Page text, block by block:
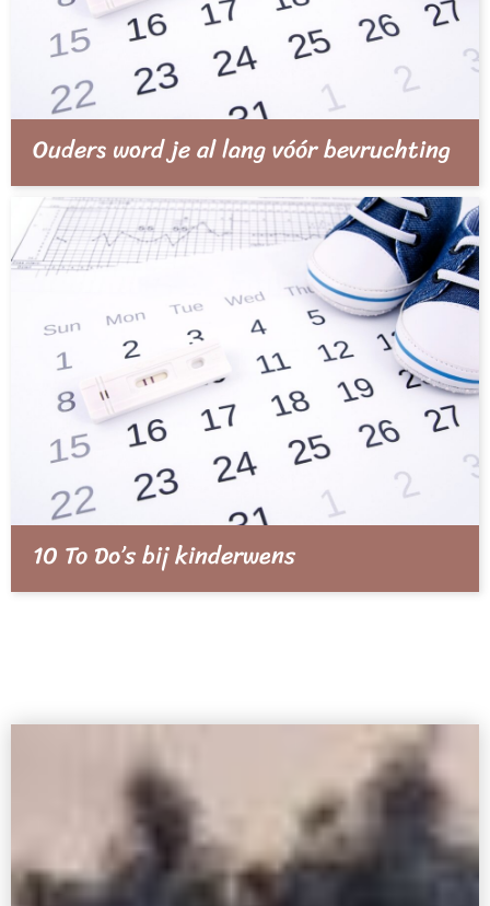
Ouders word je al lang vóór bevruchting
10 To Do’s bij kinderwens